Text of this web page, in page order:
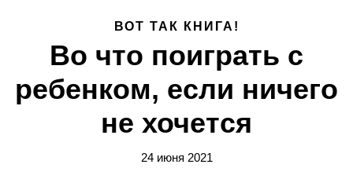
ВОТ ТАК КНИГА!
Во что поиграть с
ребенком, если ничего
не хочется
24 июня 2021